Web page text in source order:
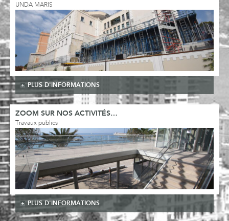
UNDA MARIS
PLUS D'INFORMATIONS
ZOOM SUR NOS ACTIVITÉS…
Travaux publics
PLUS D'INFORMATIONS